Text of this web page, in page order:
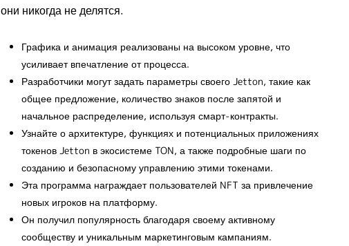
они никогда не делятся.
Графика и анимация реализованы на высоком уровне, что
усиливает впечатление от процесса.
Разработчики могут задать параметры своего Jetton, такие как
общее предложение, количество знаков после запятой и
начальное распределение, используя смарт-контракты.
Узнайте о архитектуре, функциях и потенциальных приложениях
токенов Jetton в экосистеме TON, а также подробные шаги по
созданию и безопасному управлению этими токенами.
Эта программа награждает пользователей NFT за привлечение
новых игроков на платформу.
Он получил популярность благодаря своему активному
сообществу и уникальным маркетинговым кампаниям.